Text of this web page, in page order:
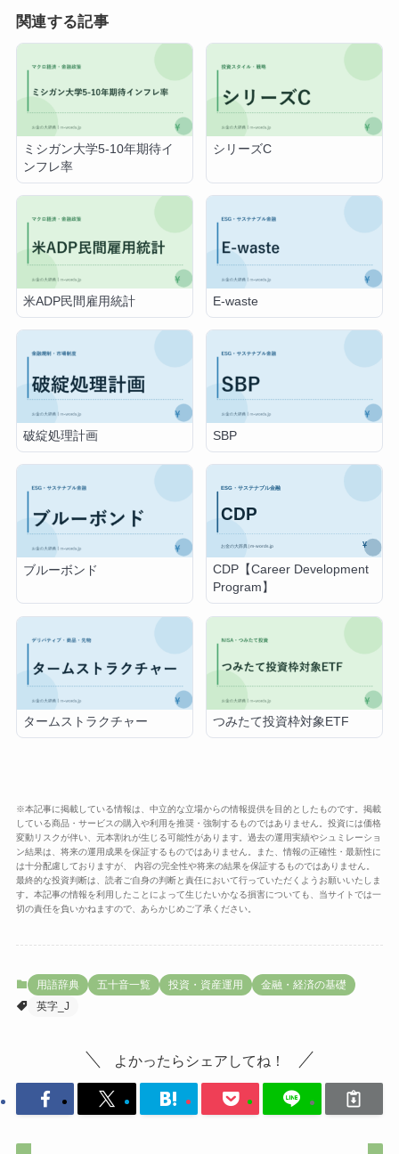
関連する記事
ミシガン大学5-10年期待イ
ンフレ率
シリーズC
米ADP民間雇用統計 E-waste
破綻処理計画 SBP
ブルーボンド
CDP【Career Development
Program】
タームストラクチャー つみたて投資枠対象ETF
※本記事に掲載している情報は、中立的な立場からの情報提供を目的としたものです。掲載
している商品・サービスの購入や利用を推奨・強制するものではありません。投資には価格
変動リスクが伴い、元本割れが生じる可能性があります。過去の運用実績やシュミレーショ
ン結果は、将来の運用成果を保証するものではありません。また、情報の正確性・最新性に
は十分配慮しておりますが、 内容の完全性や将来の結果を保証するものではありません。
最終的な投資判断は、読者ご自身の判断と責任において行っていただくようお願いいたしま
す。本記事の情報を利用したことによって生じたいかなる損害についても、当サイトでは一
切の責任を負いかねますので、あらかじめご了承ください。
用語辞典 五十音一覧 投資・資産運用
金融・経済の基礎
英字_J
よかったらシェアしてね！